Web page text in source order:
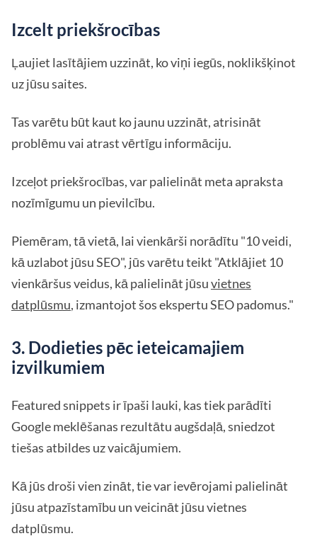
Izcelt priekšrocības
Ļaujiet lasītājiem uzzināt, ko viņi iegūs, noklikšķinot
uz jūsu saites.
Tas varētu būt kaut ko jaunu uzzināt, atrisināt
problēmu vai atrast vērtīgu informāciju.
Izceļot priekšrocības, var palielināt meta apraksta
nozīmīgumu un pievilcību.
Piemēram, tā vietā, lai vienkārši norādītu "10 veidi,
kā uzlabot jūsu SEO", jūs varētu teikt "Atklājiet 10
vienkāršus veidus, kā palielināt jūsuvietnes
datplūsmu, izmantojot šos ekspertu SEO padomus."
3. Dodieties pēc ieteicamajiem
izvilkumiem
Featured snippets ir īpaši lauki, kas tiek parādīti
Google meklēšanas rezultātu augšdaļā, sniedzot
tiešas atbildes uz vaicājumiem.
Kā jūs droši vien zināt, tie var ievērojami palielināt
jūsu atpazīstamību un veicināt jūsu vietnes
datplūsmu.